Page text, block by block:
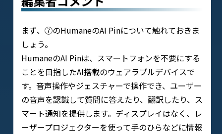
まず、⑦のHumaneのAI Pinについて触れておきま
しょう。
HumaneのAI Pinは、スマートフォンを不要にする
ことを目指したAI搭載のウェアラブルデバイスで
す。音声操作やジェスチャーで操作でき、ユーザー
の音声を認識して質問に答えたり、翻訳したり、ス
マート通知を提供します。ディスプレイはなく、レ
ーザープロジェクターを使って手のひらなどに情報